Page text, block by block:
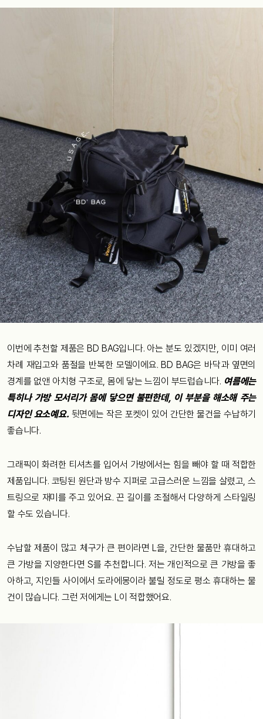
이번에 추천할 제품은 BD BAG입니다. 아는 분도 있겠지만, 이미 여러
차례 재입고와 품절을 반복한 모델이에요. BD BAG은 바닥과 옆면의
경계를 없앤 아치형 구조로, 몸에 닿는 느낌이 부드럽습니다. 여름에는
특히나 가방 모서리가 몸에 닿으면 불편한데, 이 부분을 해소해 주는
디자인 요소예요. 뒷면에는 작은 포켓이 있어 간단한 물건을 수납하기
좋습니다.
그래픽이 화려한 티셔츠를 입어서 가방에서는 힘을 빼야 할 때 적합한
제품입니다. 코팅된 원단과 방수 지퍼로 고급스러운 느낌을 살렸고, 스
트링으로 재미를 주고 있어요. 끈 길이를 조절해서 다양하게 스타일링
할 수도 있습니다.
수납할 제품이 많고 체구가 큰 편이라면 L을, 간단한 물품만 휴대하고
큰 가방을 지양한다면 S를 추천합니다. 저는 개인적으로 큰 가방을 좋
아하고, 지인들 사이에서 도라에몽이라 불릴 정도로 평소 휴대하는 물
건이 많습니다. 그런 저에게는 L이 적합했어요.